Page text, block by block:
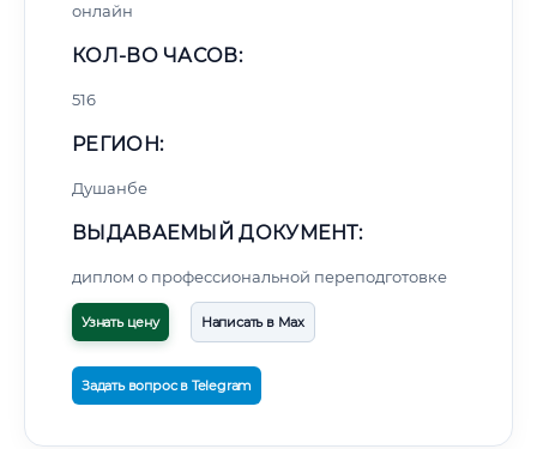
онлайн
КОЛ-ВО ЧАСОВ:
516
РЕГИОН:
Душанбе
ВЫДАВАЕМЫЙ ДОКУМЕНТ:
диплом о профессиональной переподготовке
Узнать цену Написать в Max
Задать вопрос в Telegram